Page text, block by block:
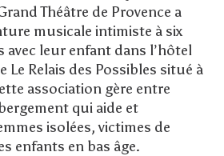
Théâtre de Provence a
musicale intimiste à six
avec leur enfant dans l’hôtel
Le Relais des Possibles situé à
association gère entre
qui aide et
isolées, victimes de
enfants en bas âge.